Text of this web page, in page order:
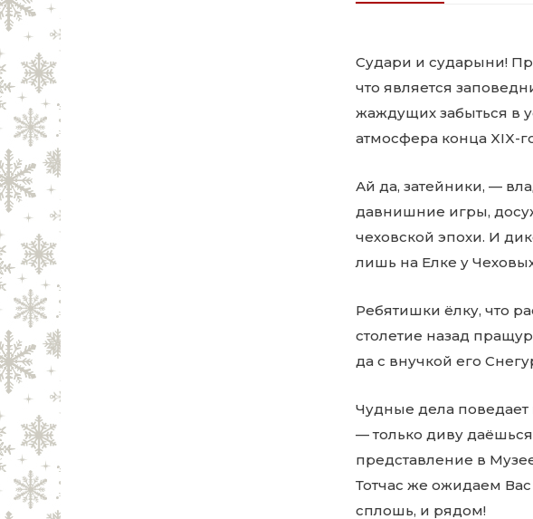
Судари и сударыни!
что является
жаждущих забыться в
атмосфера конца XIX-
Ай да, затейники, —
давнишние игры,
чеховской эпохи. И
лишь на Елке у
Ребятишки ёлку, что
столетие назад
да с внучкой его
Чудные дела поведает
— только диву
представление в
Тотчас же ожидаем
сплошь, и рядом!